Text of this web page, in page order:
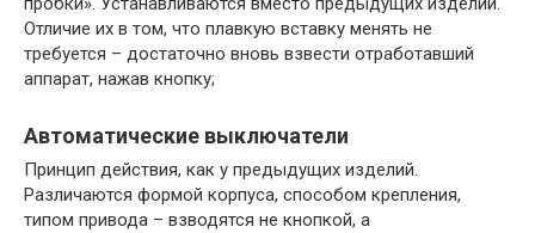
Отличие их в том, что плавкую вставку менять не
требуется – достаточно вновь взвести отработавший
аппарат, нажав кнопку;
Автоматические выключатели
Принцип действия, как у предыдущих изделий.
Различаются формой корпуса, способом крепления,
типом привода – взводятся не кнопкой, а